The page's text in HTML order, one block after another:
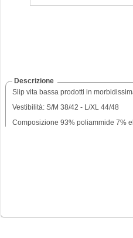
Descrizione
Slip vita bassa prodotti in
Vestibilità: S/M 38/42 - L/XL 44/48
Composizione 93% poliammide 7%